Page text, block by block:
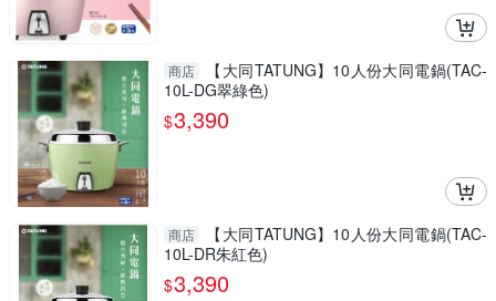
商店
【大同TATUNG】10人份大同電鍋(TAC-
10L-DG翠綠色)
$3,390
商店
【大同TATUNG】10人份大同電鍋(TAC-
10L-DR朱紅色)
$3,390